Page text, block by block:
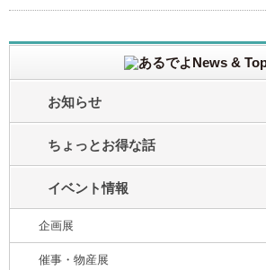
お知らせ
ちょっとお得な話
イベント情報
企画展
催事・物産展